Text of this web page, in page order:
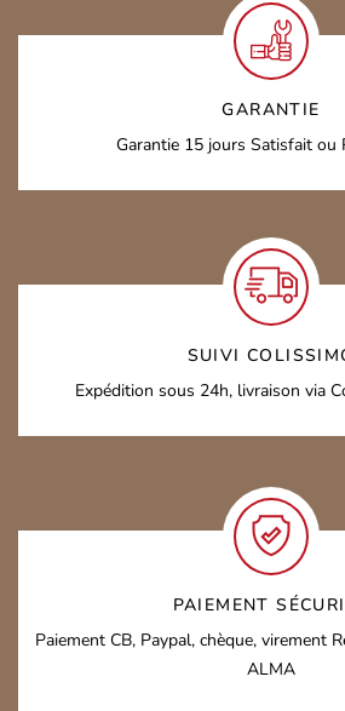
GARANTIE
Garantie 15 jours Satisfait ou
SUIVI
Expédition sous 24h, livraison via
PAIEMENT
Paiement CB, Paypal, chèque, virement
ALMA